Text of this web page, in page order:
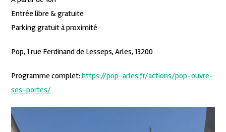
Entrée libre & gratuite
Parking gratuit à proximité
Pop, 1 rue Ferdinand de Lesseps, Arles, 13200
Programme complet:https://pop-arles.fr/actions/pop-ouvre-
ses-portes/